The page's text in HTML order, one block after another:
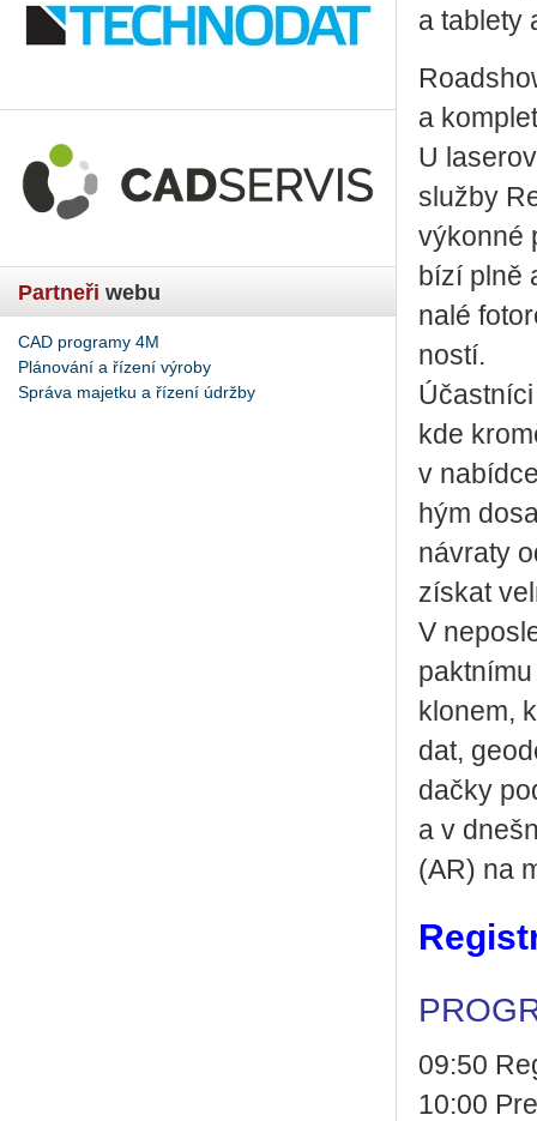
Partneři webu
CAD programy 4M
Plánování a řízení výroby
Správa majetku a řízení údržby
a table­ty
a
U
služ­by
vý­kon­né
bí­zí plně
na­lé
nos­tí.
kde
v
hým
ná­vra­ty
zís­kat
V
klo­nem,
dat,
dač­ky
a v
(AR) na
09:50
10:00